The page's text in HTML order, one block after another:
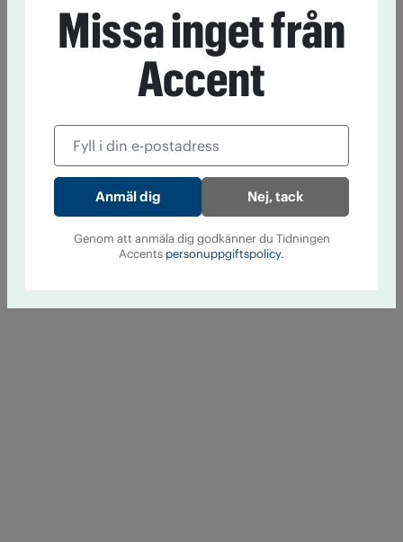
Missa inget från
Accent
Nej, tack
Genom att anmäla dig godkänner du Tidningen
Accents personuppgiftspolicy.